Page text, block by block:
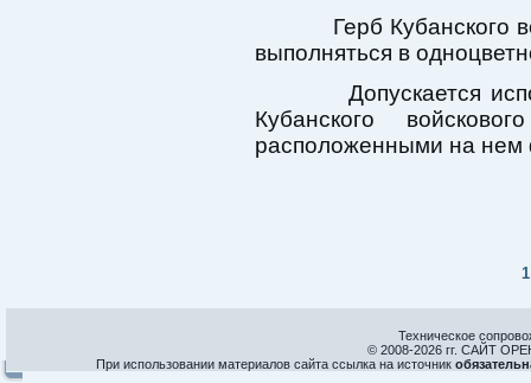
Герб Кубанского
выполняться в
Допускается
Кубанского
расположенными на нем
1
Техническое
© 2008-2026 гг. САЙТ
При использовании материалов сайта ссылка на источник